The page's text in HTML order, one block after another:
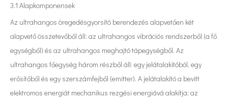
3.1 Alapkomponensek
Az ultrahangos öregedésgyorsító berendezés alapvetően két
alapvető összetevőből áll: az ultrahangos vibrációs rendszerből (a fő
egységből) és az ultrahangos meghajtó tápegységből. Az
ultrahangos főegység három részből áll: egy jelátalakítóból, egy
erősítőből és egy szerszámfejből (emitter). A jelátalakító a bevitt
elektromos energiát mechanikus rezgési energiává alakítja; az